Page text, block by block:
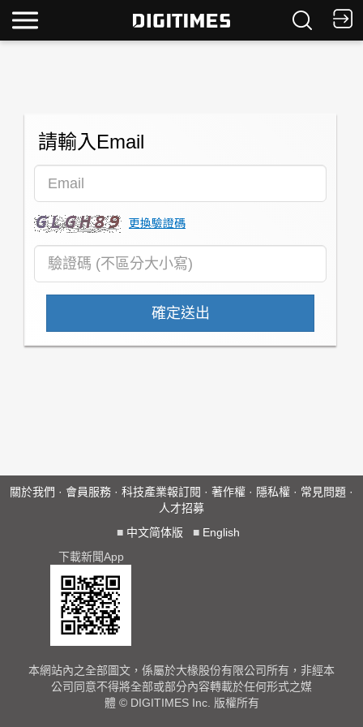
請輸入Email
更換驗證碼
確定送出
關於我們 · 會員服務 · 科技產業報訂閱 · 著作權 · 隱私權 · 常見問題 ·
人才招募
■ 中文简体版 ■ English
下載新聞App
本網站內之全部圖文，係屬於大椽股份有限公司所有，非經本
公司同意不得將全部或部分內容轉載於任何形式之媒
體 © DIGITIMES Inc. 版權所有